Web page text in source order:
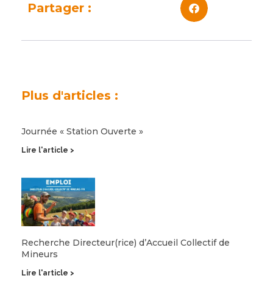
Partager :
Plus d'articles :
Journée « Station Ouverte »
Lire l'article >
Recherche Directeur(rice) d’Accueil Collectif de
Mineurs
Lire l'article >